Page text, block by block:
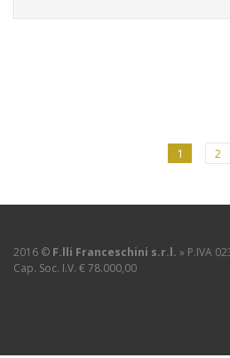
1 2
2016 © F.lli Franceschini s.r.l. » P.IVA
Cap. Soc. I.V. € 78.000,00